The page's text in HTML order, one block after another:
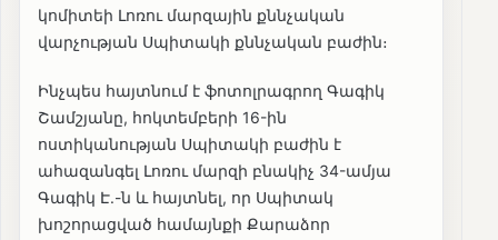
կոմիտեի Լոռու մարզային քննչական
վարչության Սպիտակի քննչական բաժին։
Ինչպես հայտնում է ֆոտոլրագրող Գագիկ
Շամշյանը, հոկտեմբերի 16-ին
ոստիկանության Սպիտակի բաժին է
ահազանգել Լոռու մարզի բնակիչ 34-ամյա
Գագիկ Է.-ն և հայտնել, որ Սպիտակ
խոշորացված համայնքի Քարաձոր